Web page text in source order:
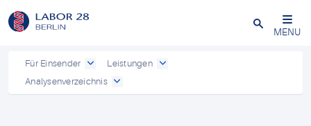
Schließen
MENU
Für Einsender
Leistungen
Analysenverzeichnis